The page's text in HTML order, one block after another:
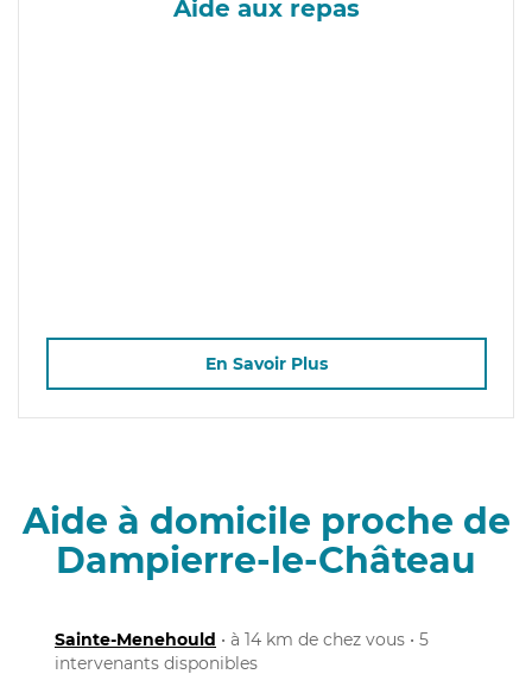
Aide aux repas
En Savoir Plus
Aide à domicile proche de
Dampierre-le-Château
Sainte-Menehould • à 14 km de chez vous • 5
intervenants disponibles